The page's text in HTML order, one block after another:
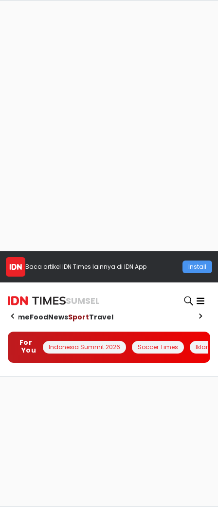
Baca artikel IDN Times lainnya di IDN App Install
SUMSEL
HomeFoodNewsSportTravel
For
You
Indonesia Summit 2026 Soccer Times Iklanin